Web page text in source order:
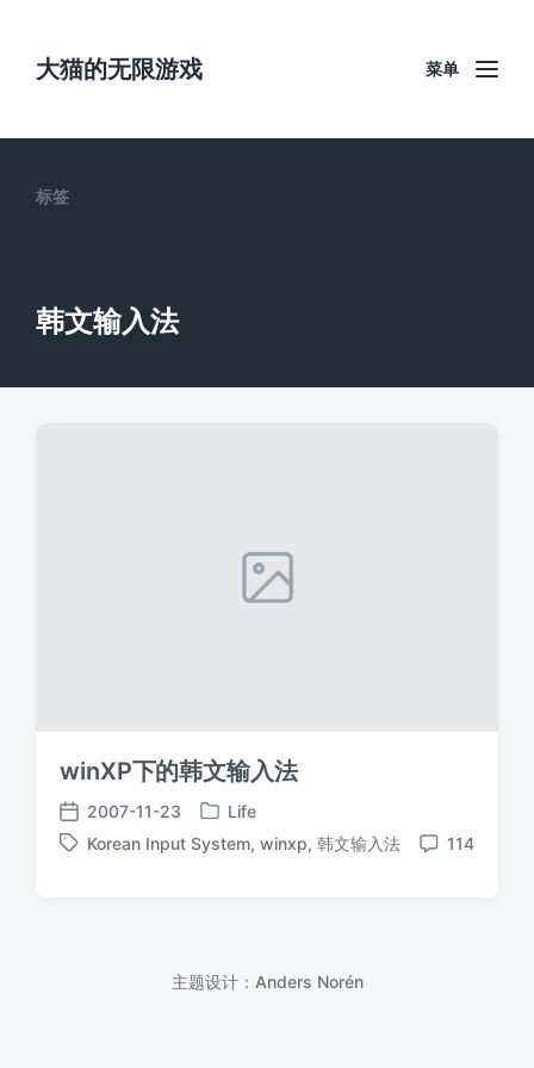
大猫的无限游戏 菜单
标签
韩文输入法
winXP下的韩文输入法
发
布
2007-11-23
发
布
Life
标
Korean Input System, winxp, 韩文输入法
评
114
主题设计： Anders Norén